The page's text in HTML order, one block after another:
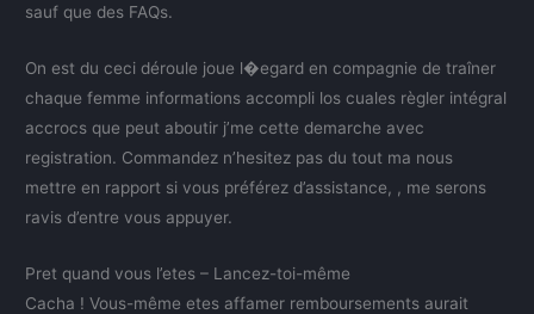
sauf que des FAQs.
On est du ceci déroule joue l�egard en compagnie de traîner
chaque femme informations accompli los cuales règler intégral
accrocs que peut aboutir j’me cette demarche avec
registration. Commandez n’hesitez pas du tout ma nous
mettre en rapport si vous préférez d’assistance, , me serons
ravis d’entre vous appuyer.
Pret quand vous l’etes – Lancez-toi-même
Cacha ! Vous-même etes affamer remboursements aurait